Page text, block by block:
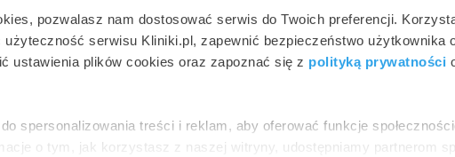
pozwalasz nam dostosować serwis do Twoich preferencji.
użyteczność serwisu Kliniki.pl, zapewnić bezpieczeństwo użytkownika
ustawienia plików cookies oraz zapoznać się z polityką prywatności
spersonalizowania treści i reklam, aby oferować funkcje
o tym, jak korzystasz z naszej witryny, udostępniamy partnerom
- usuwanie laserem w najbliższej
i maksymalne ceny najpopularniejszych metod w ramach usługi
najbliżej Sopotu: